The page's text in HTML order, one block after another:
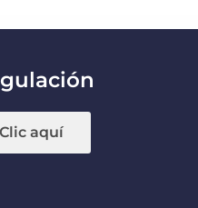
Clic aquí